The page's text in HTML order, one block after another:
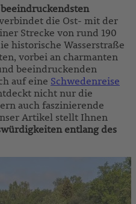
beeindruckendsten
die Ost- mit der
Strecke von rund 190
historische Wasserstraße
vorbei an charmanten
beeindruckenden
auf eine Schwedenreise
nicht nur die
auch faszinierende
Artikel stellt Ihnen
entlang des